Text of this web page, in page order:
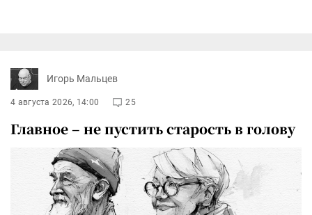
Игорь Мальцев
4 августа 2026, 14:00 25
Главное – не пустить старость в голову